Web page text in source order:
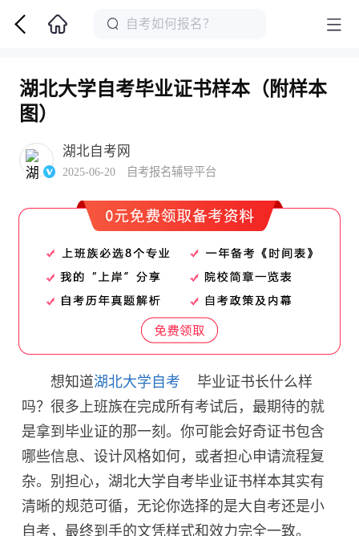
湖北大学自考毕业证书样本（附样本
图）
湖北自考网
2025-06-20 自考报名辅导平台
想知道湖北大学自考
毕业证书长什么样
吗？很多上班族在完成所有考试后，最期待的就
是拿到毕业证的那一刻。你可能会好奇证书包含
哪些信息、设计风格如何，或者担心申请流程复
杂。别担心，湖北大学自考毕业证书样本其实有
清晰的规范可循，无论你选择的是大自考还是小
自考，最终到手的文凭样式和效力完全一致。